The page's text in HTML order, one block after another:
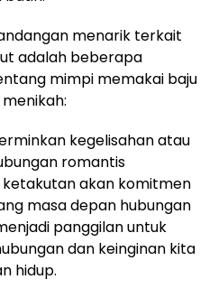
menarik terkait
adalah beberapa
mimpi memakai baju
kegelisahan atau
romantis
ketakutan akan komitmen
masa depan hubungan
panggilan untuk
dan keinginan kita
hidup.